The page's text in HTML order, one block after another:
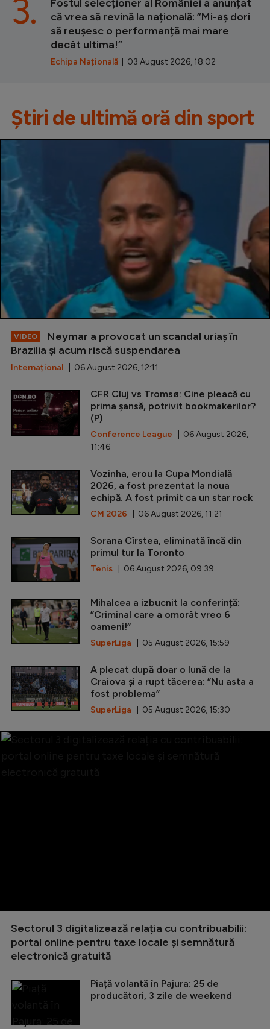
Fostul selecționer al României a anunțat
că vrea să revină la națională: ”Mi-aș dori
să reușesc o performanță mai mare
decât ultima!”
Echipa Națională | 03 August 2026, 18:02
3.
Știri de ultimă oră din sport
VIDEO
Neymar a provocat un scandal uriaș în
Brazilia și acum riscă suspendarea
Internațional | 06 August 2026, 12:11
CFR Cluj vs Tromsø: Cine pleacă cu
prima șansă, potrivit bookmakerilor?
(P)
Conference League | 06 August 2026,
11:46
Vozinha, erou la Cupa Mondială
2026, a fost prezentat la noua
echipă. A fost primit ca un star rock
CM 2026 | 06 August 2026, 11:21
Sorana Cîrstea, eliminată încă din
primul tur la Toronto
Tenis | 06 August 2026, 09:39
Mihalcea a izbucnit la conferință:
”Criminal care a omorât vreo 6
oameni!”
SuperLiga | 05 August 2026, 15:59
A plecat după doar o lună de la
Craiova și a rupt tăcerea: ”Nu asta a
fost problema”
SuperLiga | 05 August 2026, 15:30
Sectorul 3 digitalizează relația cu contribuabilii:
portal online pentru taxe locale și semnătură
electronică gratuită
Piață volantă în Pajura: 25 de
producători, 3 zile de weekend